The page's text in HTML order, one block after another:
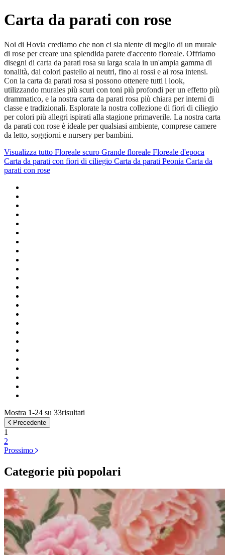
Carta da parati con rose
Noi di Hovia crediamo che non ci sia niente di meglio di un murale
di rose per creare una splendida parete d'accento floreale. Offriamo
disegni di carta da parati rosa su larga scala in un'ampia gamma di
tonalità, dai colori pastello ai neutri, fino ai rossi e ai rosa intensi.
Con la carta da parati rosa si possono ottenere tutti i look,
utilizzando murales più scuri con toni più profondi per un effetto più
drammatico, e la nostra carta da parati rosa più chiara per interni di
classe e tradizionali. Esplorate la nostra collezione di fiori di ciliegio
per colori più allegri ispirati alla stagione primaverile. La nostra carta
da parati con rose è ideale per qualsiasi ambiente, comprese camere
da letto, soggiorni e nursery per bambini.
Visualizza tutto Floreale scuro Grande floreale Floreale d'epoca
Carta da parati con fiori di ciliegio Carta da parati Peonia Carta da
parati con rose
Mostra 1-24 su 33risultati
Precedente
1
2
Prossimo
Categorie più popolari